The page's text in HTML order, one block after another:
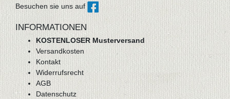
Besuchen sie uns auf
INFORMATIONEN
KOSTENLOSER Musterversand
Versandkosten
Kontakt
Widerrufsrecht
AGB
Datenschutz